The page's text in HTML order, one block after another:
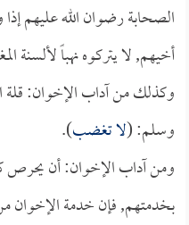
الصحابة رضوان الله عليهم
أخيهم, لا يتركوه نهباً لألسنة
وكذلك من آداب الإخوان: قلة
وسلم: (لا تغضب).
ومن آداب الإخوان: أن يحرص
بخدمتهم, فإن خدمة الإخوان